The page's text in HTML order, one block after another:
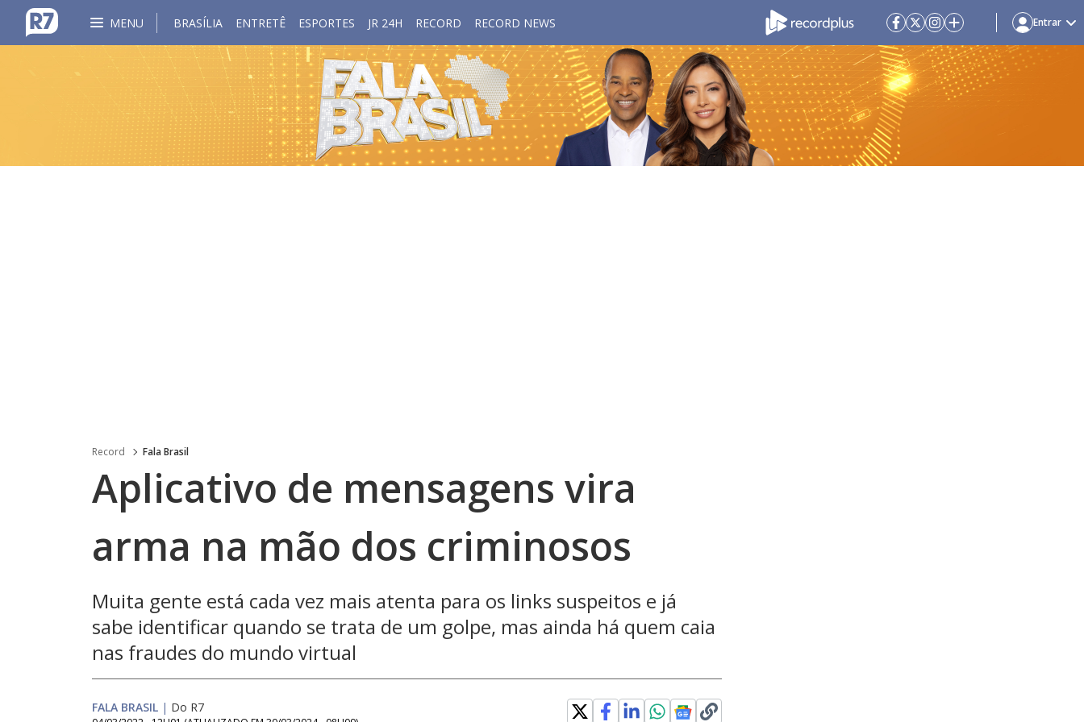
MENU BRASÍLIA ENTRETÊ ESPORTES JR 24H RECORD RECORD NEWS Entrar
Record Fala Brasil
Aplicativo de mensagens vira
arma na mão dos criminosos
Muita gente está cada vez mais atenta para os links suspeitos e já
sabe identificar quando se trata de um golpe, mas ainda há quem caia
nas fraudes do mundo virtual
FALA BRASIL | Do R7